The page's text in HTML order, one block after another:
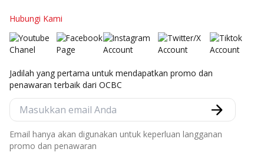
Hubungi Kami
Jadilah yang pertama untuk mendapatkan promo dan
penawaran terbaik dari OCBC
Email hanya akan digunakan untuk keperluan langganan
promo dan penawaran